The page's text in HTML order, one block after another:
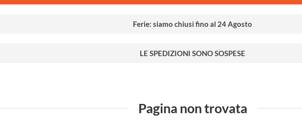
Ferie: siamo chiusi fino al 24 Agosto
LE SPEDIZIONI SONO SOSPESE
Pagina non trovata